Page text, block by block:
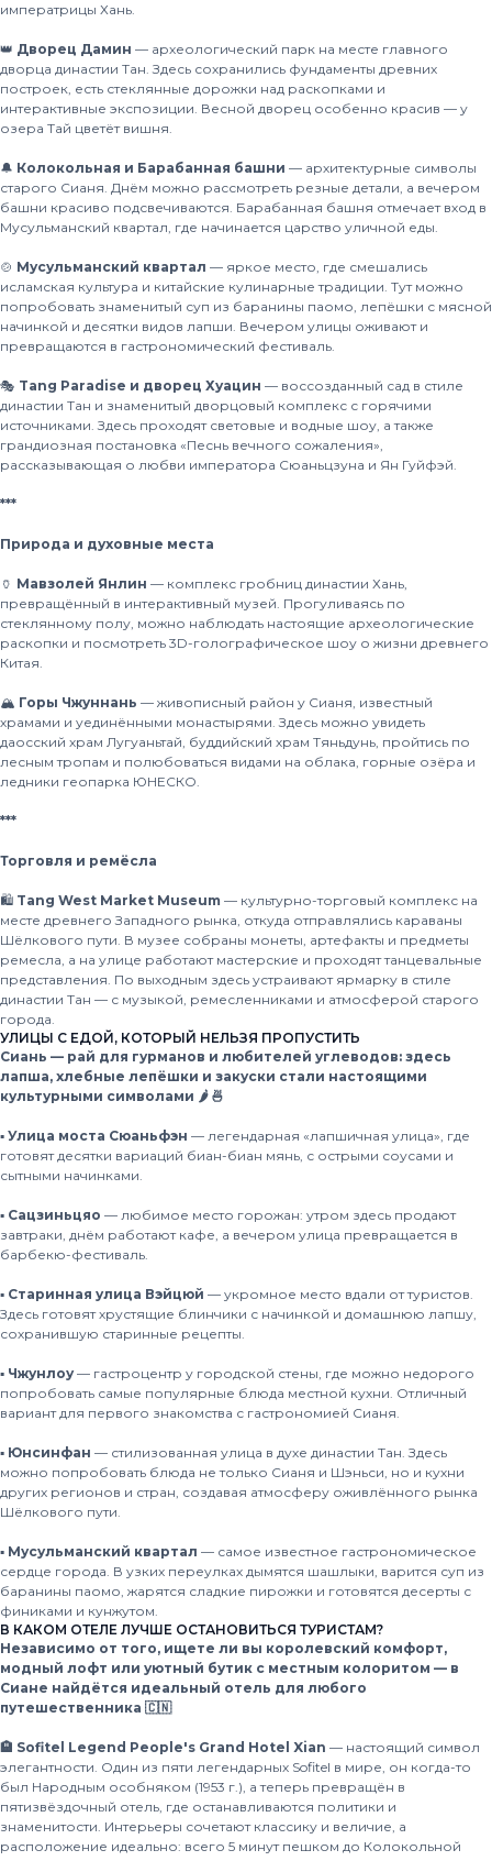
императрицы Хань.
👑 Дворец Дамин — археологический парк на месте главного
дворца династии Тан. Здесь сохранились фундаменты древних
построек, есть стеклянные дорожки над раскопками и
интерактивные экспозиции. Весной дворец особенно красив — у
озера Тай цветёт вишня.
🔔 Колокольная и Барабанная башни — архитектурные символы
старого Сианя. Днём можно рассмотреть резные детали, а вечером
башни красиво подсвечиваются. Барабанная башня отмечает вход в
Мусульманский квартал, где начинается царство уличной еды.
🍲 Мусульманский квартал — яркое место, где смешались
исламская культура и китайские кулинарные традиции. Тут можно
попробовать знаменитый суп из баранины паомо, лепёшки с мясной
начинкой и десятки видов лапши. Вечером улицы оживают и
превращаются в гастрономический фестиваль.
🎭 Tang Paradise и дворец Хуацин — воссозданный сад в стиле
династии Тан и знаменитый дворцовый комплекс с горячими
источниками. Здесь проходят световые и водные шоу, а также
грандиозная постановка «Песнь вечного сожаления»,
рассказывающая о любви императора Сюаньцзуна и Ян Гуйфэй.
***
Природа и духовные места
🏺 Мавзолей Янлин — комплекс гробниц династии Хань,
превращённый в интерактивный музей. Прогуливаясь по
стеклянному полу, можно наблюдать настоящие археологические
раскопки и посмотреть 3D-голографическое шоу о жизни древнего
Китая.
🏔 Горы Чжуннань — живописный район у Сианя, известный
храмами и уединёнными монастырями. Здесь можно увидеть
даосский храм Лугуаньтай, буддийский храм Тяньдунь, пройтись по
лесным тропам и полюбоваться видами на облака, горные озёра и
ледники геопарка ЮНЕСКО.
***
Торговля и ремёсла
🛍 Tang West Market Museum — культурно-торговый комплекс на
месте древнего Западного рынка, откуда отправлялись караваны
Шёлкового пути. В музее собраны монеты, артефакты и предметы
ремесла, а на улице работают мастерские и проходят танцевальные
представления. По выходным здесь устраивают ярмарку в стиле
династии Тан — с музыкой, ремесленниками и атмосферой старого
города.
УЛИЦЫ С ЕДОЙ, КОТОРЫЙ НЕЛЬЗЯ ПРОПУСТИТЬ
Сиань — рай для гурманов и любителей углеводов: здесь
лапша, хлебные лепёшки и закуски стали настоящими
культурными символами 🌶 🍜
▪️ Улица моста Сюаньфэн — легендарная «лапшичная улица», где
готовят десятки вариаций биан-биан мянь, с острыми соусами и
сытными начинками.
▪️ Сацзиньцяо — любимое место горожан: утром здесь продают
завтраки, днём работают кафе, а вечером улица превращается в
барбекю-фестиваль.
▪️ Старинная улица Вэйцюй — укромное место вдали от туристов.
Здесь готовят хрустящие блинчики с начинкой и домашнюю лапшу,
сохранившую старинные рецепты.
▪️ Чжунлоу— гастроцентр у городской стены, где можно недорого
попробовать самые популярные блюда местной кухни. Отличный
вариант для первого знакомства с гастрономией Сианя.
▪️ Юнсинфан — стилизованная улица в духе династии Тан. Здесь
можно попробовать блюда не только Сианя и Шэньси, но и кухни
других регионов и стран, создавая атмосферу оживлённого рынка
Шёлкового пути.
▪️ Мусульманский квартал — самое известное гастрономическое
сердце города. В узких переулках дымятся шашлыки, варится суп из
баранины паомо, жарятся сладкие пирожки и готовятся десерты с
финиками и кунжутом.
В КАКОМ ОТЕЛЕ ЛУЧШЕ ОСТАНОВИТЬСЯ ТУРИСТАМ?
Независимо от того, ищете ли вы королевский комфорт,
модный лофт или уютный бутик с местным колоритом — в
Сиане найдётся идеальный отель для любого
путешественника 🇨🇳
🏨 Sofitel Legend People's Grand Hotel Xian — настоящий символ
элегантности. Один из пяти легендарных Sofitel в мире, он когда-то
был Народным особняком (1953 г.), а теперь превращён в
пятизвёздочный отель, где останавливаются политики и
знаменитости. Интерьеры сочетают классику и величие, а
расположение идеально: всего 5 минут пешком до Колокольной